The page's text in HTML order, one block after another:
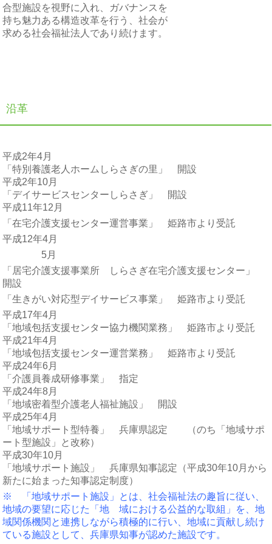
合型施設を視野に入れ、ガバナンスを
持ち魅力ある構造改革を行う、社会が
求める社会福祉法人であり続けます。
沿革
平成2年4月
「特別養護老人ホームしらさぎの里」 開設
平成2年10月
「デイサービスセンターしらさぎ」 開設
平成11年12月
「在宅介護支援センター運営事業」 姫路市より受託
平成12年4月
5月
「居宅介護支援事業所 しらさぎ在宅介護支援センター」
開設
「生きがい対応型デイサービス事業」 姫路市より受託
平成17年4月
「地域包括支援センター協力機関業務」 姫路市より受託
平成21年4月
「地域包括支援センター運営業務」 姫路市より受託
平成24年6月
「介護員養成研修事業」 指定
平成24年8月
「地域密着型介護老人福祉施設」 開設
平成25年4月
「地域サポート型特養」 兵庫県認定 （のち「地域サポ
ート型施設」と改称）
平成30年10月
「地域サポート施設」 兵庫県知事認定（平成30年10月から
新たに始まった知事認定制度）
※ 「地域サポート施設」とは、社会福祉法の趣旨に従い、
地域の要望に応じた「地 域における公益的な取組」を、地
域関係機関と連携しながら積極的に行い、地域に貢献し続け
ている施設として、兵庫県知事が認めた施設です。